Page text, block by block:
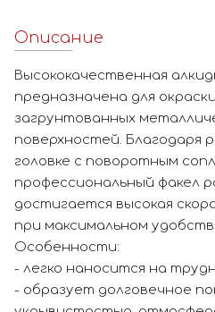
Описание
Высококачественная
предназначена для
загрунтованных
поверхностей. Благодаря
головке с поворотным
профессиональный факел
достигается высокая
при максимальном
Особенности:
- легко наносится на
- образует долговечное